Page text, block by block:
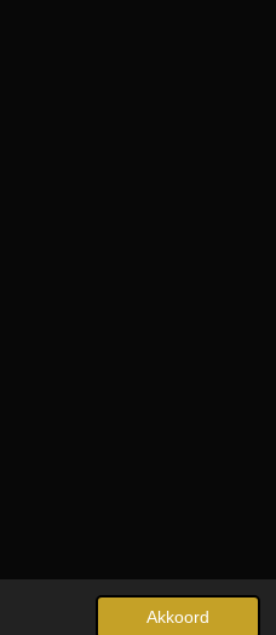
Akkoord
Powered byJouwWeb